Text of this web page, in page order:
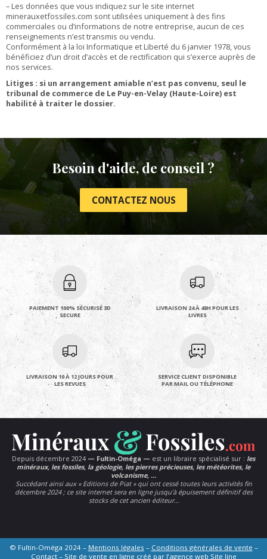
– Les données que vous indiquez sur le site internet
minerauxetfossiles.com sont utilisées uniquement à des fins
commerciales ou d’informations de notre entreprise, aucun de ces
renseignements n’est transmis ou vendu.
Conformément à la loi Informatique et Liberté du 6 janvier 1978, vous
bénéficiez d’un droit d’accès et de rectification qui s’exerce auprès de
nos services.
Litiges : si un arrangement amiable n’est pas convenu, seul le
tribunal de commerce de Le Puy-en-Velay (Haute-Loire) est
habilité à traiter le dossier.
Besoin d'aide, de conseil ?
CONTACTEZ NOUS
PAIEMENT 100% SÉCURISÉ 3D
SECURE
LIVRAISON 24 À 48H POUR LES
LIVRES
LIVRAISON 10 À 12 JOURS POUR
LES REVUES
SERVICE CLIENT DISPONIBLE
PAR MAIL OU TÉLÉPHONE
Depuis décembre 2024 — Fultin-Oméga — est un libraire spécialisé sur : les
minéraux, les fossiles, la géologie, les pierres précieuses, les météorites, le
volcanisme, …
Succédant ainsi aux « Editions de Piat » qui ont cessé toutes leurs activités fin
décembre 2024 ; ce site internet sera en ligne jusqu’à épuisement définitif des
stocks de cet ancien éditeur…
© Fultin-Oméga 2024 – Mentions légales – Conditions générales de vente –
Contact– Site de vente en ligne créé par l’agence web Site line